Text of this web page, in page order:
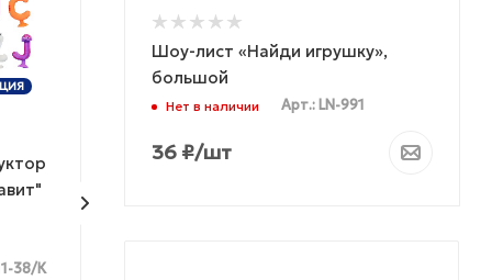
38/К
Сквиш "Орео"
ТОВАР НЕДЕЛИ
Игрушка
Шоу-лист «Найди игрушку»,
большой
Нет в наличии Арт.: LN-991
36 ₽/шт